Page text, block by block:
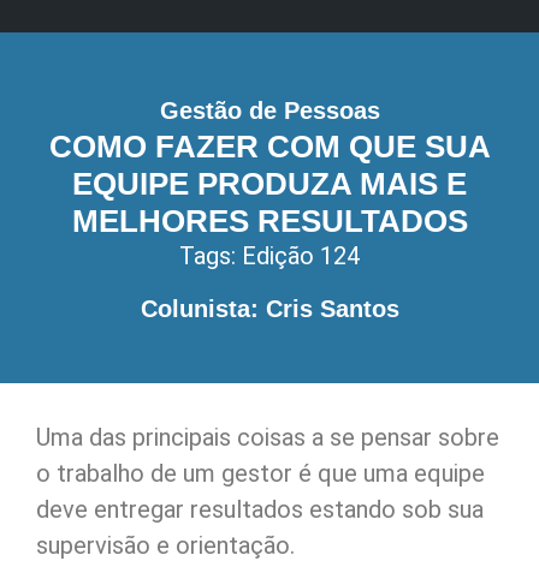
Gestão de Pessoas
COMO FAZER COM QUE SUA
EQUIPE PRODUZA MAIS E
MELHORES RESULTADOS
Tags: Edição 124
Colunista: Cris Santos
Uma das principais coisas a se pensar sobre
o trabalho de um gestor é que uma equipe
deve entregar resultados estando sob sua
supervisão e orientação.